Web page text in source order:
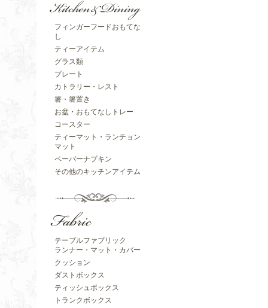
フィンガーフードおもてな
し
ティーアイテム
グラス類
プレート
カトラリー・レスト
箸・箸置き
お盆・おもてなしトレー
コースター
ティーマット・ランチョン
マット
ペーパーナプキン
その他のキッチンアイテム
テーブルファブリック
ランナー・マット・カバー
クッション
ダストボックス
ティッシュボックス
トランクボックス